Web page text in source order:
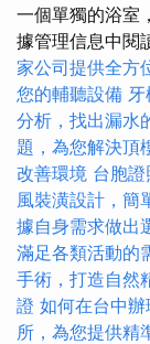
一個單獨的浴室
據管理信息中閱
家公司提供全方
您的輔聽設備
分析，找出漏水
題，為您解決頂
改善環境 台胞
風裝潢設計，簡
據自身需求做出
滿足各類活動的
手術，打造自然
證 如何在台中
所，為您提供精